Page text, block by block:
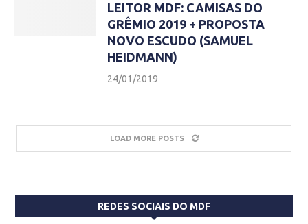
LEITOR MDF: CAMISAS DO
GRÊMIO 2019 + PROPOSTA
NOVO ESCUDO (SAMUEL
HEIDMANN)
24/01/2019
LOAD MORE POSTS
REDES SOCIAIS DO MDF